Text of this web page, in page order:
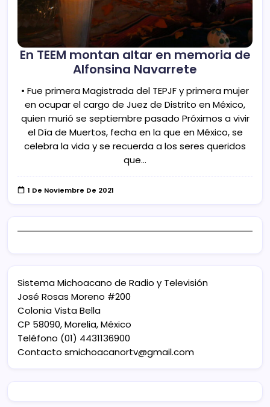
En TEEM montan altar en memoria de
Alfonsina Navarrete
• Fue primera Magistrada del TEPJF y primera mujer
en ocupar el cargo de Juez de Distrito en México,
quien murió se septiembre pasado Próximos a vivir
el Día de Muertos, fecha en la que en México, se
celebra la vida y se recuerda a los seres queridos
que…
1 De Noviembre De 2021
Sistema Michoacano de Radio y Televisión
José Rosas Moreno #200
Colonia Vista Bella
CP 58090, Morelia, México
Teléfono (01) 4431136900
Contacto smichoacanortv@gmail.com